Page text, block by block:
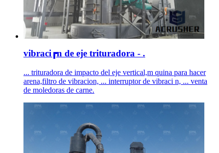
vibraci┏n de eje trituradora - .
... trituradora de impacto del eje vertical,m quina para hacer
arena,filtro de vibracion, ... interruptor de vibraci n, ... venta
de moledoras de carne.